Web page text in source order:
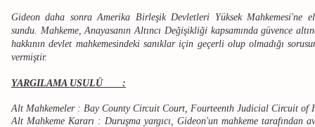
Gideon daha sonra Amerika Birleşik Devletleri Yüksek Mahkemesi'ne
sundu. Mahkeme, Anayasanın Altıncı Değişikliği kapsamında güvence
hakkının devlet mahkemesindeki sanıklar için geçerli olup olmadığı
vermiştir.
YARGILAMA USULÜ :
Alt Mahkemeler : Bay County Circuit Court, Fourteenth Judicial Circuit of
Alt Mahkeme Kararı : Duruşma yargıcı, Gideon'un mahkeme tarafından